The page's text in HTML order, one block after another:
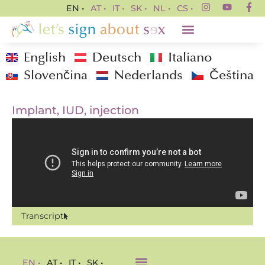
EN • AT • IT • SK • NL • CS •
English Deutsch
Italiano
Slovenčina
Nederlands Čeština
Implant, IUD, injection
Transcript
EN • AT • IT •
SK •